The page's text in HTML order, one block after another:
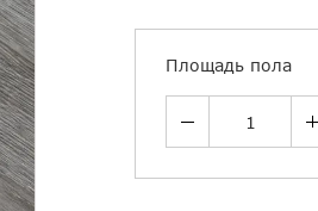
Площадь пола